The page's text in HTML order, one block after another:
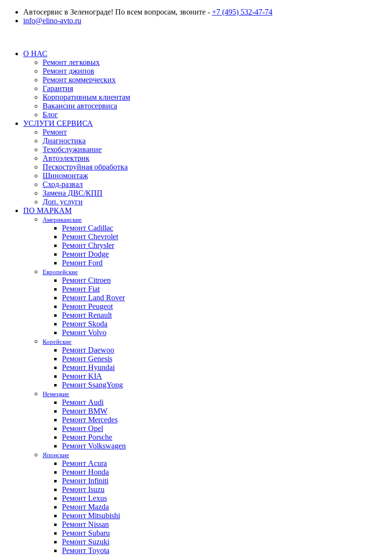
Автосервис в Зеленограде! По всем вопросам, звоните - +7 (495) 532-47-74
info@elino-avto.ru
О НАС
Ремонт легковых
Ремонт джипов
Ремонт коммерческих
Гарантия
Корпоративным клиентам
Вакансии автосервиса
Блог
УСЛУГИ СЕРВИСА
Ремонт
Диагностика
Техобслуживание
Автоэлектрик
Пескоструйная обработка
Шиномонтаж
Сход-развал
Замена ДВС/КПП
Доп. услуги
ПО МАРКАМ
Американские
Ремонт Cadillac
Ремонт Chevrolet
Ремонт Chrysler
Ремонт Dodge
Ремонт Ford
Европейские
Ремонт Citroen
Ремонт Fiat
Ремонт Land Rover
Ремонт Peugeot
Ремонт Renault
Ремонт Skoda
Ремонт Volvo
Корейские
Ремонт Daewoo
Ремонт Genesis
Ремонт Hyundai
Ремонт KIA
Ремонт SsangYong
Немецкие
Ремонт Audi
Ремонт BMW
Ремонт Mercedes
Ремонт Opel
Ремонт Porsche
Ремонт Volkswagen
Японские
Ремонт Acura
Ремонт Honda
Ремонт Infiniti
Ремонт Isuzu
Ремонт Lexus
Ремонт Mazda
Ремонт Mitsubishi
Ремонт Nissan
Ремонт Subaru
Ремонт Suzuki
Ремонт Toyota